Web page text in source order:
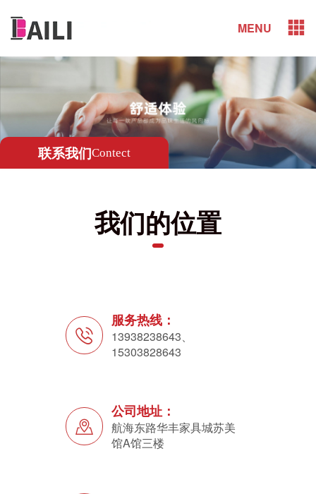
MENU
联系我们Contect
我们的位置
服务热线：
13938238643、
15303828643
公司地址：
航海东路华丰家具城苏美
馆A馆三楼